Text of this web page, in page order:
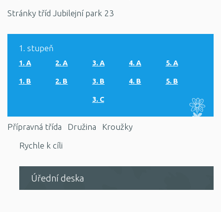
Stránky tříd Jubilejní park 23
1. stupeň
1. A
1. B
2. A
2. B
3. A
3. B
3. C
4. A
4. B
5. A
5. B
Přípravná třída Družina
Kroužky
Rychle k cíli
Úřední deska